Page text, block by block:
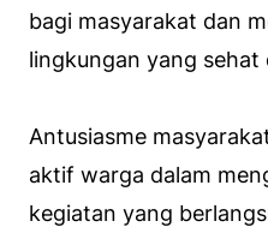
bagi masyarakat dan
lingkungan yang
Antusiasme
aktif warga dalam
kegiatan yang